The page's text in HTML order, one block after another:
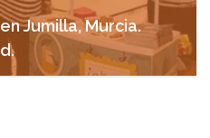
Jumilla, Murcia.